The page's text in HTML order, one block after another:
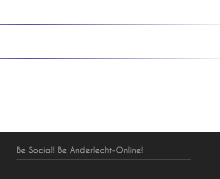
Be Social! Be Anderlecht-Online!